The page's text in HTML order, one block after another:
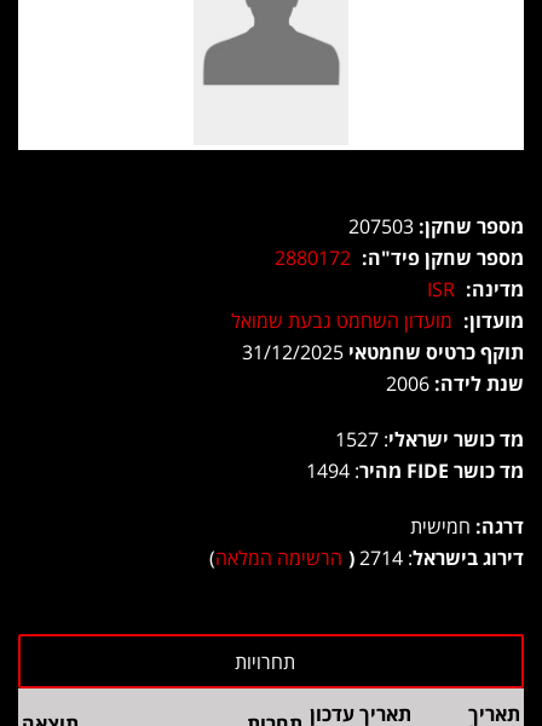
מספר שחקן:
מספר שחקן פיד"ה: 2880172
מדינה: ISR
מועדון: מועדון השחמט גבעת שמואל
תוקף כרטיס שחמטאי
שנת לידה:
מד כושר ישראלי: 1527
מד כושר FIDE מהיר
: 1494
דרגה: חמישית
דירוג בישראל: 2714
( הרשימה המלאה)
תאריך תאריך עדכון